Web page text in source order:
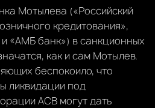
Мотылева («Российский
кредитования»,
«АМБ банк») в санкционных
как и сам Мотылев.
беспокоило, что
ликвидации под
АСВ могут дать